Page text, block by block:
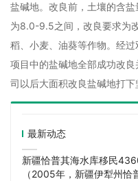
盐碱地。改良前，土壤的含
为8.0-9.5之间，改良要求为
稻、小麦、油葵等作物。经
项目中的盐碱地全部成功改
司以后大面积改良盐碱地打下
最新动态
新疆恰普其海水库移民
（2005年，新疆伊犁州恰